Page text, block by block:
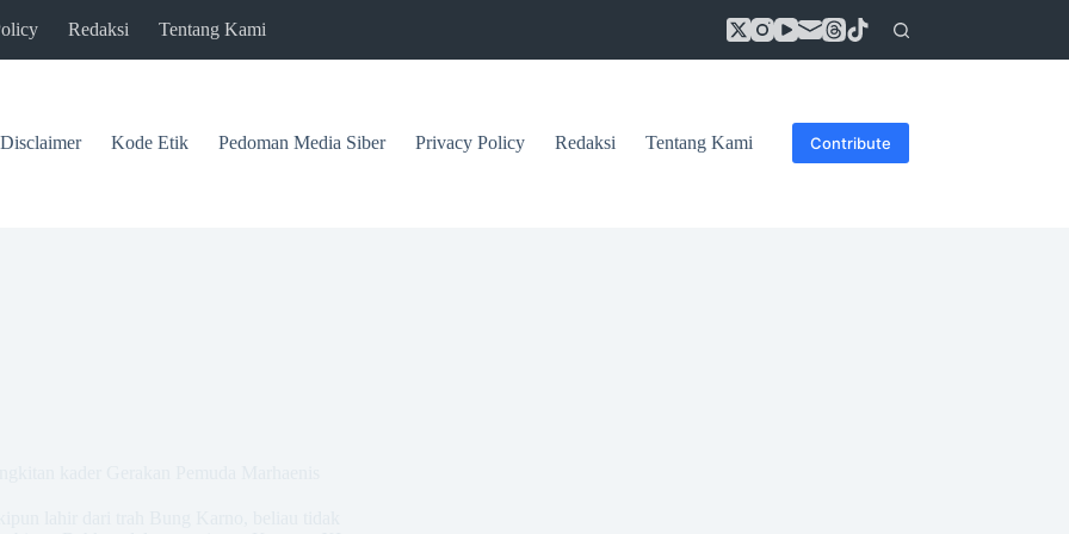
Redaksi Tentang Kami
Disclaimer Kode Etik Pedoman Media Siber Privacy Policy Redaksi Tentang Kami Contribute